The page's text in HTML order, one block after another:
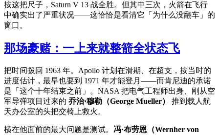
按这把尺子，Saturn V 13 战全胜。但其中三次，火箭在飞行
中确实出了严重状况——这恰恰是看清它「为什么没翻车」的
窗口。
那场豪赌：一上来就整箭全状态飞
把时间拨回 1963 年。Apollo 计划在滑期、在超支，按当时的
进度估计，最早也要到 1971 年才能登月——而肯尼迪的承诺
是「这个十年结束之前」。NASA 把电气工程师出身、刚从空
军导弹项目过来的 乔治·穆勒（George Mueller）
推到载人航
天办公室的头把交椅上救火。
横在他面前的最大问题是测试。 冯·布劳恩（Wernher von